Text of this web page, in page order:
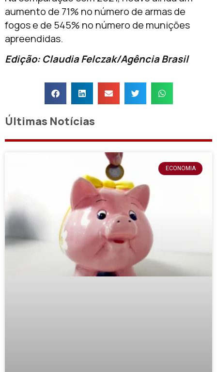
aumento de 71% no número de armas de
fogos e de 545% no número de munições
apreendidas.
Edição: Claudia Felczak/Agência Brasil
Últimas Notícias
ECONOMIA